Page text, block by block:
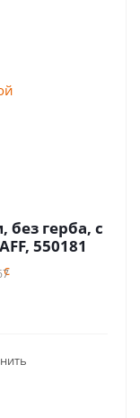
без герба, с
550181